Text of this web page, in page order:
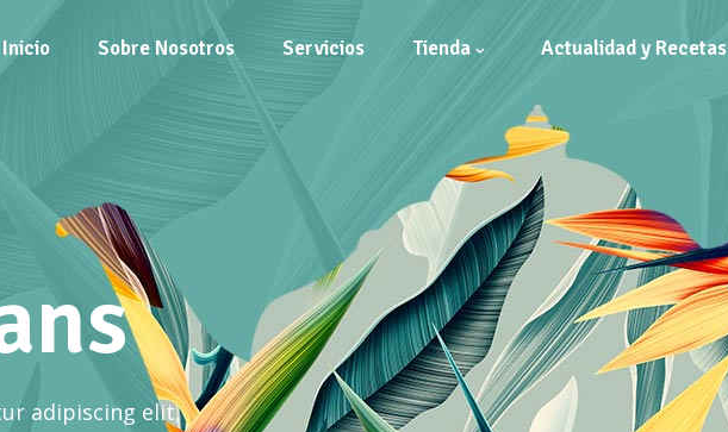
Inicio Sobre Nosotros Servicios Tienda Actualidad y Recetas
adipiscing elit,